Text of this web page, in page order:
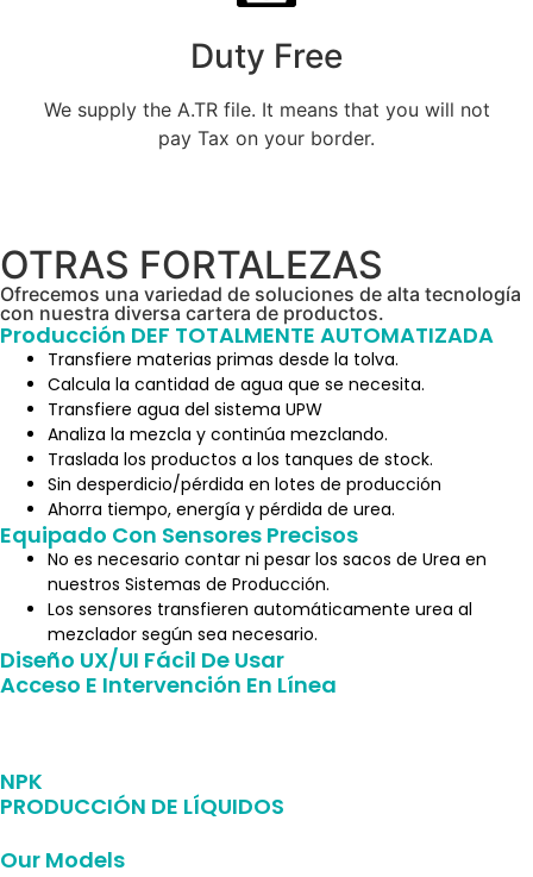
Duty Free
We supply the A.TR file. It means that you will not
pay Tax on your border.
OTRAS FORTALEZAS
Ofrecemos una variedad de soluciones de alta tecnología
con nuestra diversa cartera de productos.
Producción DEF TOTALMENTE AUTOMATIZADA
Transfiere materias primas desde la tolva.
Calcula la cantidad de agua que se necesita.
Transfiere agua del sistema UPW
Analiza la mezcla y continúa mezclando.
Traslada los productos a los tanques de stock.
Sin desperdicio/pérdida en lotes de producción
Ahorra tiempo, energía y pérdida de urea.
Equipado Con Sensores Precisos
No es necesario contar ni pesar los sacos de Urea en
nuestros Sistemas de Producción.
Los sensores transfieren automáticamente urea al
mezclador según sea necesario.
Diseño UX/UI Fácil De Usar
Acceso E Intervención En Línea
NPK
PRODUCCIÓN DE LÍQUIDOS
Our Models